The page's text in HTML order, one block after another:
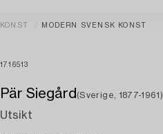
KONST MODERN SVENSK KONST
1716513
Pär Siegård (Sverige, 1877-1961)
Utsikt